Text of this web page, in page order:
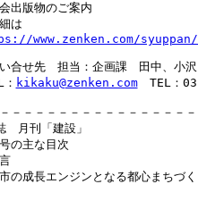
出版物のご案内
は
www.zenken.com/
合せ先　担当：企画課　田中、小沢
kikaku@zenken.com TEL：
－－－－－－－－－－－－－－－
　月刊「建設」
の主な目次
の成長エンジンとなる都心まちづ